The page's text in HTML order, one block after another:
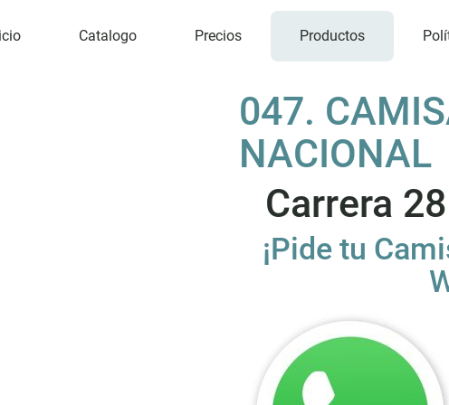
Catalogo Precios Productos
047.
NACIONAL
Carrera
¡Pide tu